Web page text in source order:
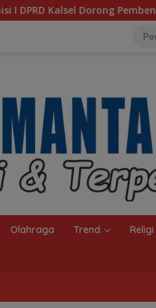
AMKS Hasanuddin
Olahraga Trend Religi